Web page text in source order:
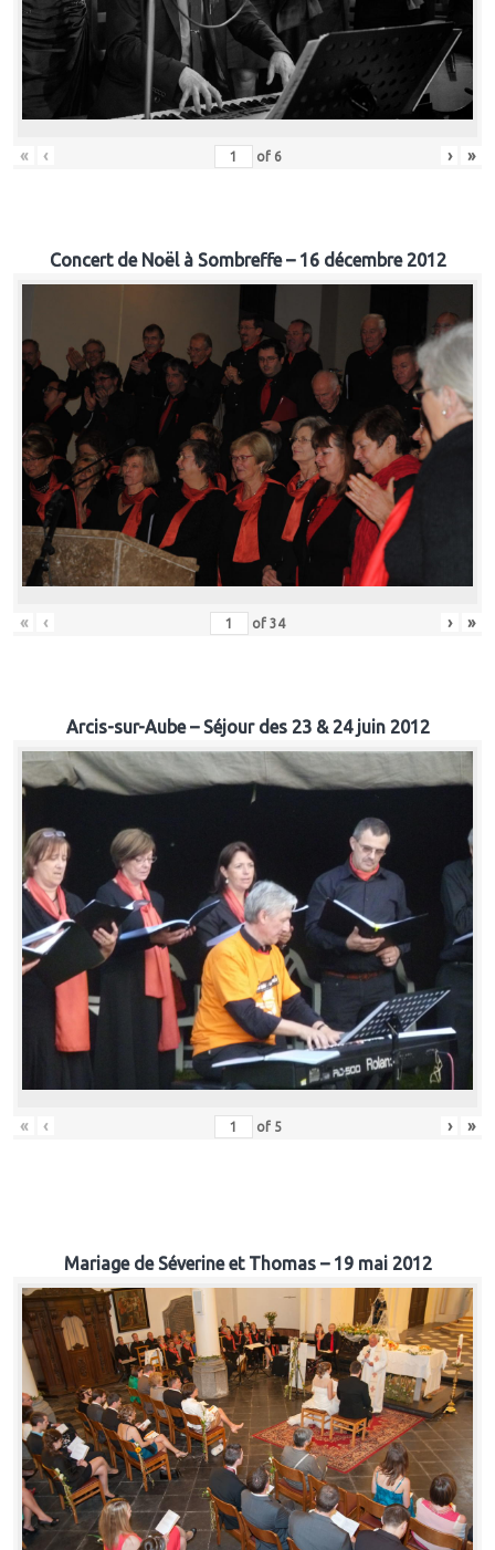
« ‹ of 6 › »
Concert de Noël à Sombreffe – 16 décembre 2012
« ‹ of 34 › »
Arcis-sur-Aube – Séjour des 23 & 24 juin 2012
« ‹ of 5 › »
Mariage de Séverine et Thomas – 19 mai 2012